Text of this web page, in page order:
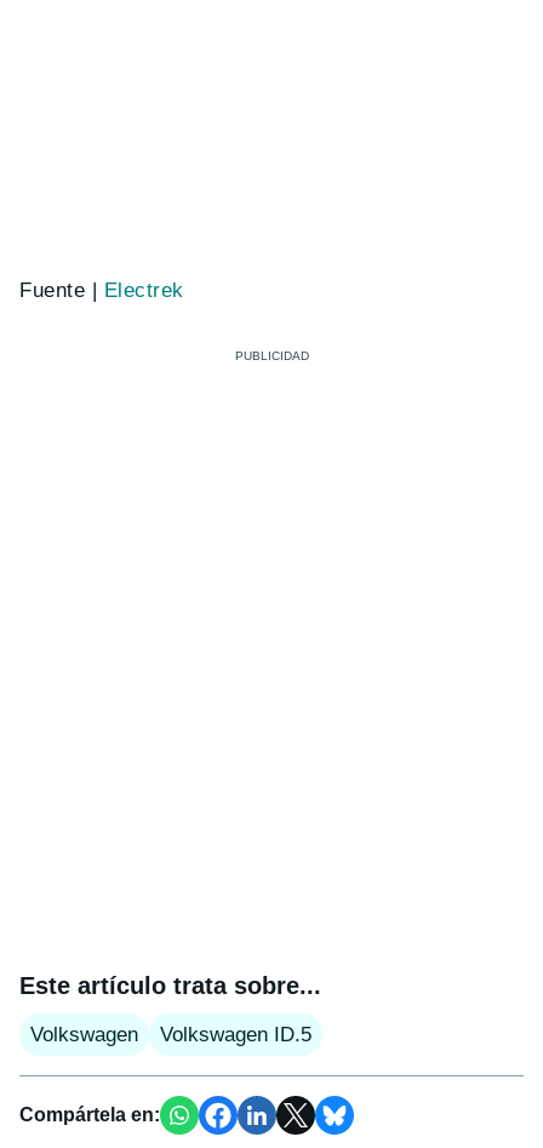
Fuente | Electrek
Este artículo trata sobre...
Volkswagen Volkswagen ID.5
Compártela en: